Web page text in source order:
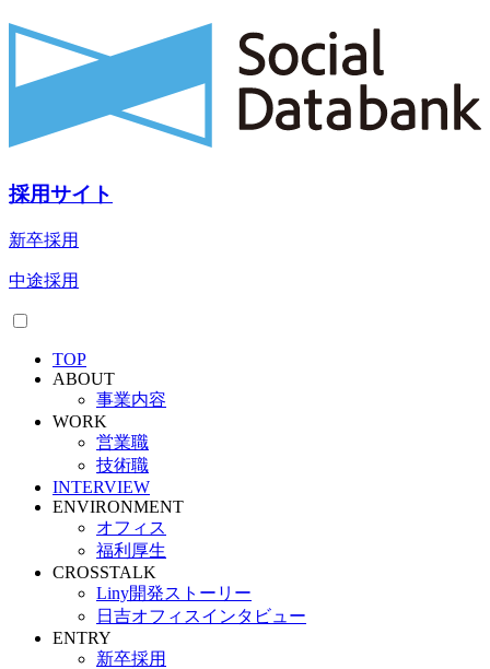
採用サイト
新卒採用
中途採用
TOP
ABOUT
事業内容
WORK
営業職
技術職
INTERVIEW
ENVIRONMENT
オフィス
福利厚生
CROSSTALK
Liny開発ストーリー
日吉オフィスインタビュー
ENTRY
新卒採用